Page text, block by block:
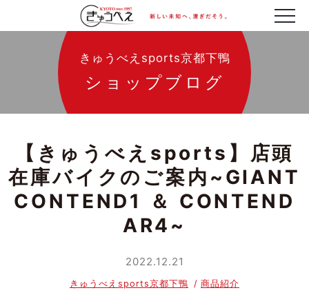
きゅうべえsports京都下鴨
ショップブログ
【きゅうべえsports】店頭
在庫バイクのご案内~GIANT
CONTEND1 ＆ CONTEND
AR4~
2022.12.21
きゅうべえsports京都下鴨 商品紹介